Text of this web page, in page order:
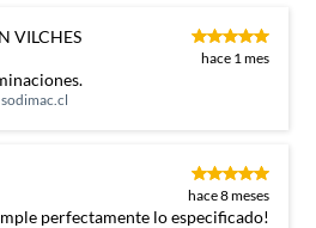
VILCHES
hace 1 mes
sodimac.cl
hace 8 meses
perfectamente lo especificado!